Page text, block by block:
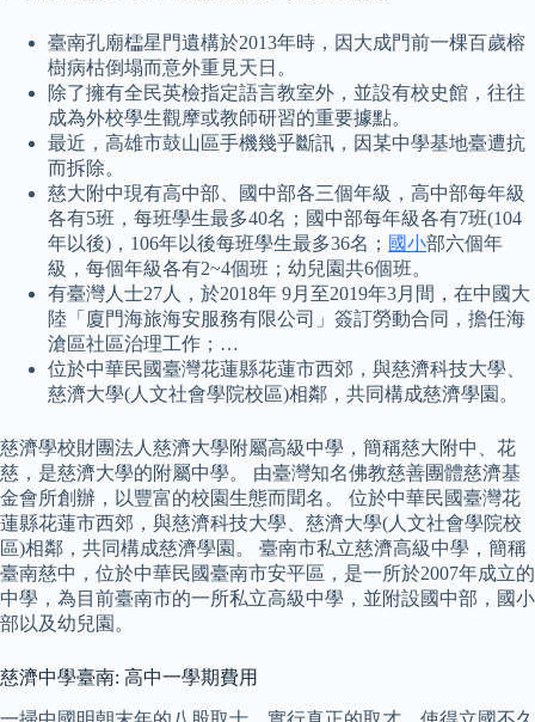
臺南孔廟櫺星門遺構於2013年時，因大成門前一棵百歲榕
樹病枯倒塌而意外重見天日。
除了擁有全民英檢指定語言教室外，並設有校史館，往往
成為外校學生觀摩或教師研習的重要據點。
最近，高雄市鼓山區手機幾乎斷訊，因某中學基地臺遭抗
而拆除。
慈大附中現有高中部、國中部各三個年級，高中部每年級
各有5班，每班學生最多40名；國中部每年級各有7班(104
年以後)，106年以後每班學生最多36名； 國小部六個年
級，每個年級各有2~4個班；幼兒園共6個班。
有臺灣人士27人，於2018年 9月至2019年3月間，在中國大
陸「廈門海旅海安服務有限公司」簽訂勞動合同，擔任海
滄區社區治理工作；…
位於中華民國臺灣花蓮縣花蓮市西郊，與慈濟科技大學、
慈濟大學(人文社會學院校區)相鄰，共同構成慈濟學園。
慈濟學校財團法人慈濟大學附屬高級中學，簡稱慈大附中、花
慈，是慈濟大學的附屬中學。 由臺灣知名佛教慈善團體慈濟基
金會所創辦，以豐富的校園生態而聞名。 位於中華民國臺灣花
蓮縣花蓮市西郊，與慈濟科技大學、慈濟大學(人文社會學院校
區)相鄰，共同構成慈濟學園。 臺南市私立慈濟高級中學，簡稱
臺南慈中，位於中華民國臺南市安平區，是一所於2007年成立的
中學，為目前臺南市的一所私立高級中學，並附設國中部，國小
部以及幼兒園。
慈濟中學臺南: 高中一學期費用